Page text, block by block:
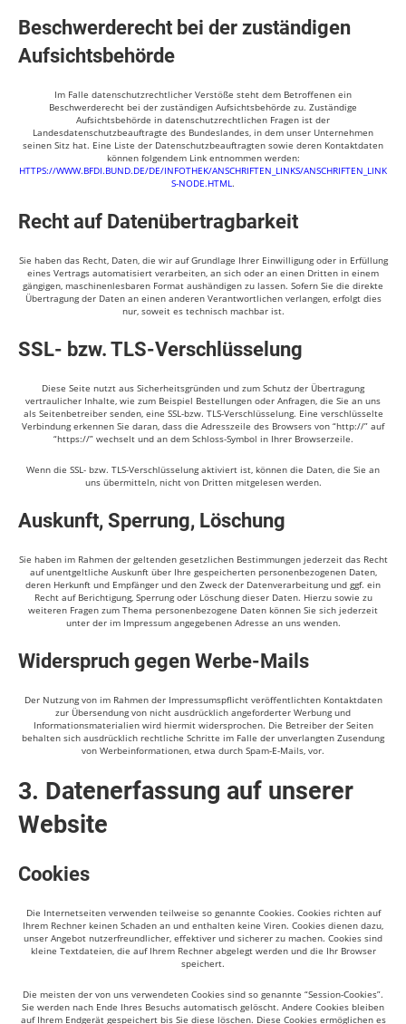
Beschwerderecht bei der zuständigen
Aufsichtsbehörde
Im Falle datenschutzrechtlicher Verstöße steht dem Betroffenen ein
Beschwerderecht bei der zuständigen Aufsichtsbehörde zu. Zuständige
Aufsichtsbehörde in datenschutzrechtlichen Fragen ist der
Landesdatenschutzbeauftragte des Bundeslandes, in dem unser Unternehmen
seinen Sitz hat. Eine Liste der Datenschutzbeauftragten sowie deren Kontaktdaten
können folgendem Link entnommen werden:
HTTPS://WWW.BFDI.BUND.DE/DE/INFOTHEK/ANSCHRIFTEN_LINKS/ANSCHRIFTEN_LINK
S-NODE.HTML.
Recht auf Datenübertragbarkeit
Sie haben das Recht, Daten, die wir auf Grundlage Ihrer Einwilligung oder in Erfüllung
eines Vertrags automatisiert verarbeiten, an sich oder an einen Dritten in einem
gängigen, maschinenlesbaren Format aushändigen zu lassen. Sofern Sie die direkte
Übertragung der Daten an einen anderen Verantwortlichen verlangen, erfolgt dies
nur, soweit es technisch machbar ist.
SSL- bzw. TLS-Verschlüsselung
Diese Seite nutzt aus Sicherheitsgründen und zum Schutz der Übertragung
vertraulicher Inhalte, wie zum Beispiel Bestellungen oder Anfragen, die Sie an uns
als Seitenbetreiber senden, eine SSL-bzw. TLS-Verschlüsselung. Eine verschlüsselte
Verbindung erkennen Sie daran, dass die Adresszeile des Browsers von “http://” auf
“https://” wechselt und an dem Schloss-Symbol in Ihrer Browserzeile.
Wenn die SSL- bzw. TLS-Verschlüsselung aktiviert ist, können die Daten, die Sie an
uns übermitteln, nicht von Dritten mitgelesen werden.
Auskunft, Sperrung, Löschung
Sie haben im Rahmen der geltenden gesetzlichen Bestimmungen jederzeit das Recht
auf unentgeltliche Auskunft über Ihre gespeicherten personenbezogenen Daten,
deren Herkunft und Empfänger und den Zweck der Datenverarbeitung und ggf. ein
Recht auf Berichtigung, Sperrung oder Löschung dieser Daten. Hierzu sowie zu
weiteren Fragen zum Thema personenbezogene Daten können Sie sich jederzeit
unter der im Impressum angegebenen Adresse an uns wenden.
Widerspruch gegen Werbe-Mails
Der Nutzung von im Rahmen der Impressumspflicht veröffentlichten Kontaktdaten
zur Übersendung von nicht ausdrücklich angeforderter Werbung und
Informationsmaterialien wird hiermit widersprochen. Die Betreiber der Seiten
behalten sich ausdrücklich rechtliche Schritte im Falle der unverlangten Zusendung
von Werbeinformationen, etwa durch Spam-E-Mails, vor.
3. Datenerfassung auf unserer
Website
Cookies
Die Internetseiten verwenden teilweise so genannte Cookies. Cookies richten auf
Ihrem Rechner keinen Schaden an und enthalten keine Viren. Cookies dienen dazu,
unser Angebot nutzerfreundlicher, effektiver und sicherer zu machen. Cookies sind
kleine Textdateien, die auf Ihrem Rechner abgelegt werden und die Ihr Browser
speichert.
Die meisten der von uns verwendeten Cookies sind so genannte “Session-Cookies”.
Sie werden nach Ende Ihres Besuchs automatisch gelöscht. Andere Cookies bleiben
auf Ihrem Endgerät gespeichert bis Sie diese löschen. Diese Cookies ermöglichen es